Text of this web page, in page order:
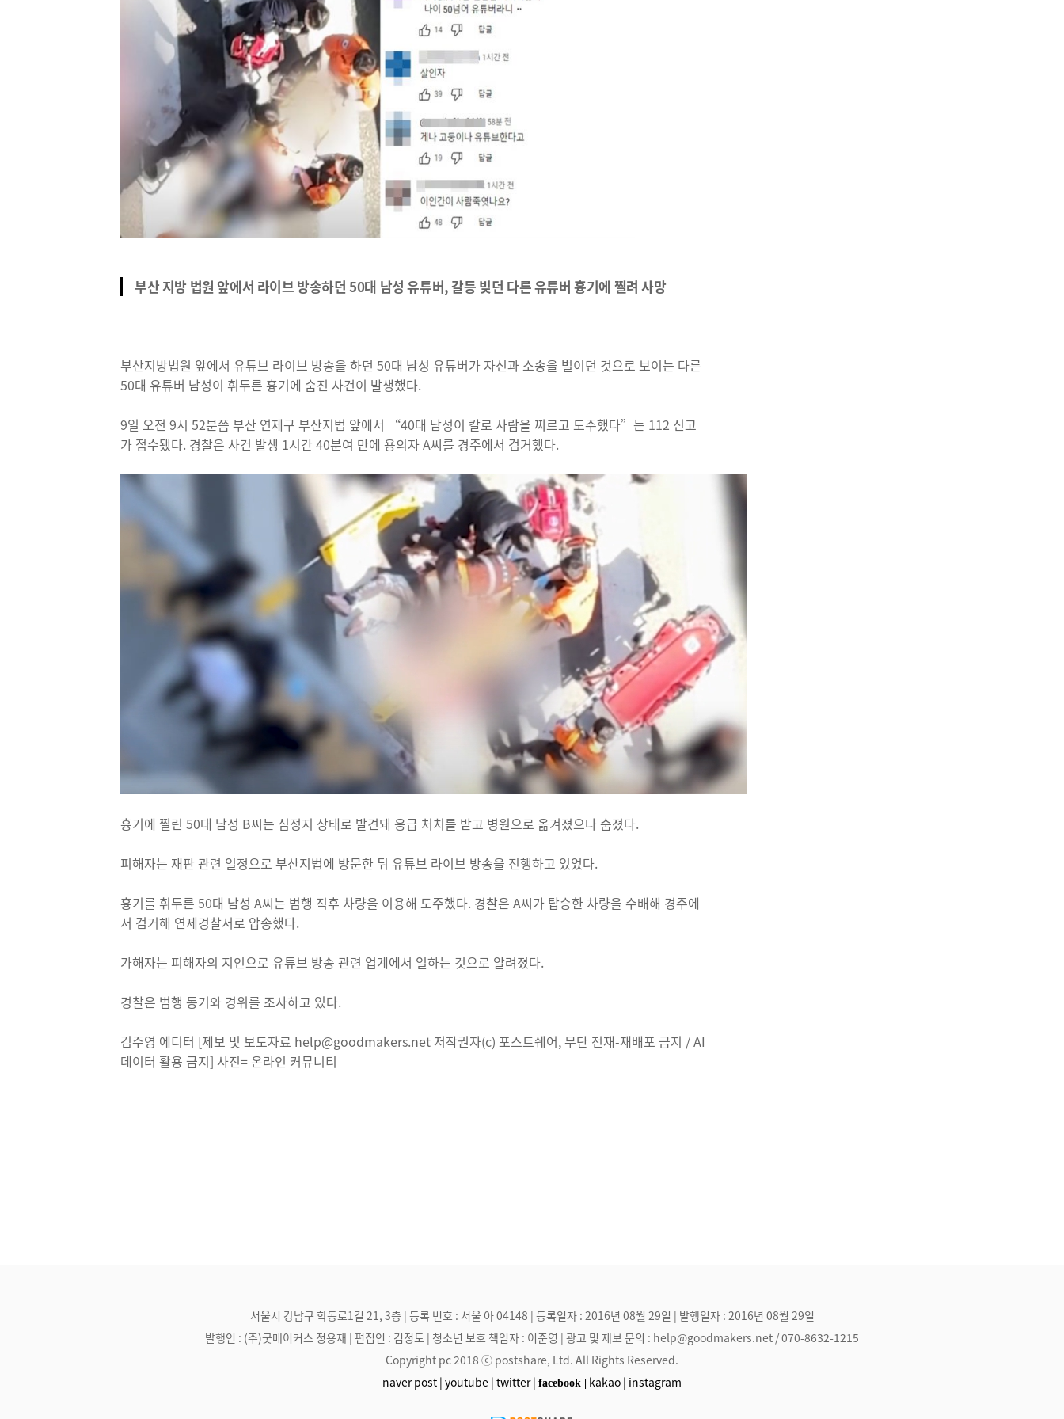
부산 지방 법원 앞에서 라이브 방송하던 50대 남성 유튜버, 갈등 빚던 다른 유튜버 흉기에 찔려 사망
부산지방법원 앞에서 유튜브 라이브 방송을 하던 50대 남성 유튜버가 자신과 소송을 벌이던 것으로 보이는 다른
50대 유튜버 남성이 휘두른 흉기에 숨진 사건이 발생했다.
9일 오전 9시 52분쯤 부산 연제구 부산지법 앞에서 “40대 남성이 칼로 사람을 찌르고 도주했다”는 112 신고
가 접수됐다. 경찰은 사건 발생 1시간 40분여 만에 용의자 A씨를 경주에서 검거했다.
흉기에 찔린 50대 남성 B씨는 심정지 상태로 발견돼 응급 처치를 받고 병원으로 옮겨졌으나 숨졌다.
피해자는 재판 관련 일정으로 부산지법에 방문한 뒤 유튜브 라이브 방송을 진행하고 있었다.
흉기를 휘두른 50대 남성 A씨는 범행 직후 차량을 이용해 도주했다. 경찰은 A씨가 탑승한 차량을 수배해 경주에
서 검거해 연제경찰서로 압송했다.
가해자는 피해자의 지인으로 유튜브 방송 관련 업계에서 일하는 것으로 알려졌다.
경찰은 범행 동기와 경위를 조사하고 있다.
김주영 에디터 [제보 및 보도자료 help@goodmakers.net 저작권자(c) 포스트쉐어, 무단 전재-재배포 금지 / AI
데이터 활용 금지] 사진= 온라인 커뮤니티
서울시 강남구 학동로1길 21, 3층 | 등록 번호 : 서울 아 04148 | 등록일자 : 2016년 08월 29일 | 발행일자 : 2016년 08월 29일
발행인 : (주)굿메이커스 정용재 | 편집인 : 김정도 | 청소년 보호 책임자 : 이준영 | 광고 및 제보 문의 : help@goodmakers.net / 070-8632-1215
Copyright pc 2018 ⓒ postshare, Ltd. All Rights Reserved.
naver post | youtube | twitter | facebook | kakao | instagram